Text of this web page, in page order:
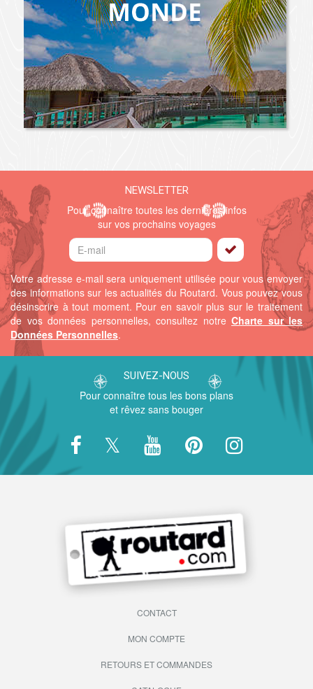
NEWSLETTER
Pour connaître toutes les dernières infos
sur vos prochains voyages
Votre adresse e-mail sera uniquement utilisée pour vous envoyer
des informations sur les actualités du Routard. Vous pouvez vous
désinscrire à tout moment. Pour en savoir plus sur le traitement
de vos données personnelles, consultez notre Charte sur les
Données Personnelles.
SUIVEZ-NOUS
Pour connaître tous les bons plans
et rêvez sans bouger
CONTACT
MON COMPTE
RETOURS ET COMMANDES